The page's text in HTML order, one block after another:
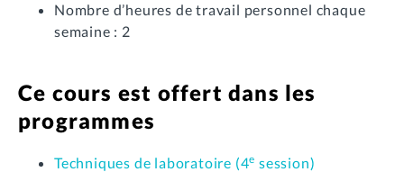
Nombre d’heures de travail personnel chaque
semaine : 2
Ce cours est offert dans les
programmes
Techniques de laboratoire (4e session)